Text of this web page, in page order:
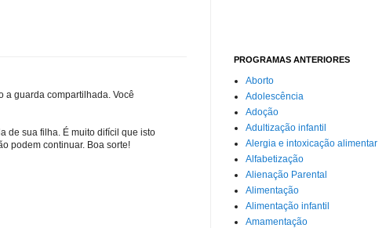
a guarda compartilhada. Você
de sua filha. É muito difícil que isto
podem continuar. Boa sorte!
PROGRAMAS ANTERIORES
Aborto
Adolescência
Adoção
Adultização infantil
Alergia e intoxicação alimentar
Alfabetização
Alienação Parental
Alimentação
Alimentação infantil
Amamentação